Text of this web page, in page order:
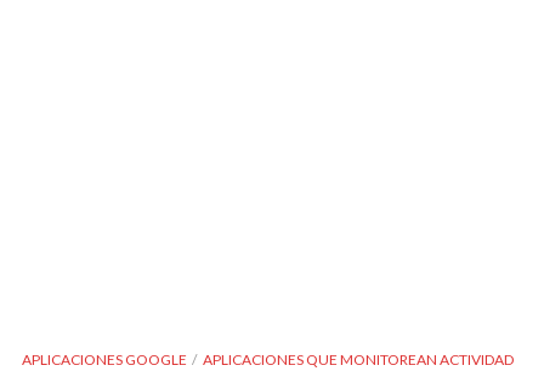
APLICACIONES GOOGLE
APLICACIONES QUE MONITOREAN ACTIVIDAD